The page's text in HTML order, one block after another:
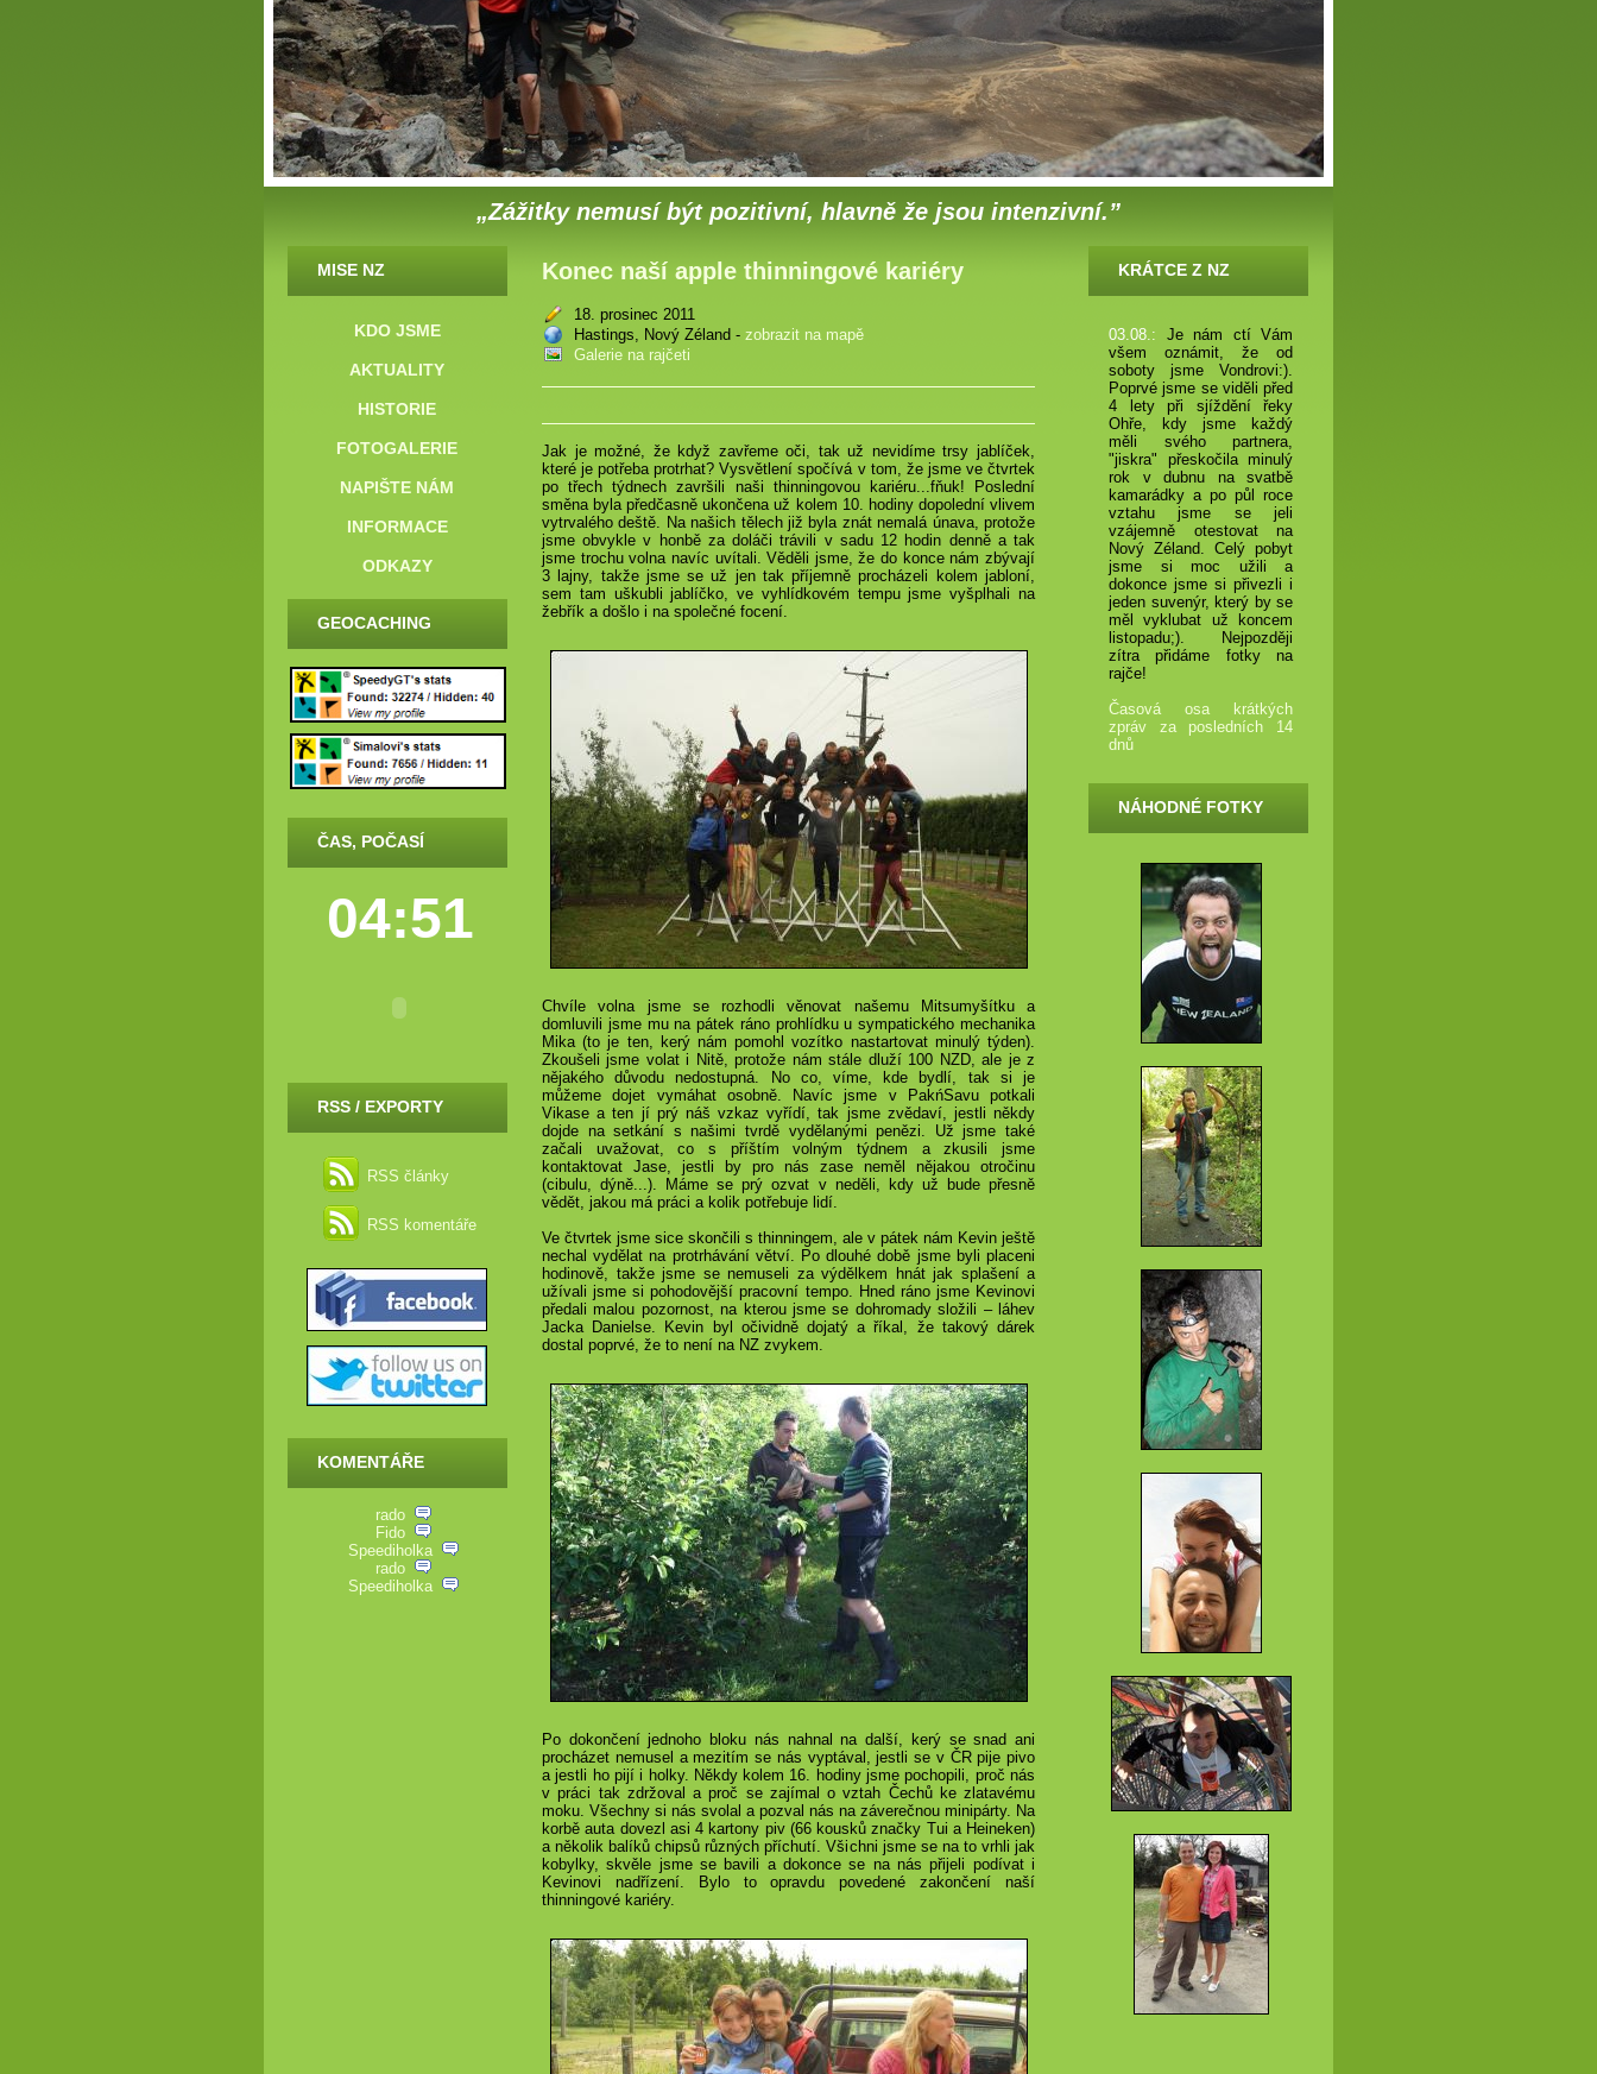
„Zážitky nemusí být pozitivní, hlavně že jsou intenzivní.”
MISE NZ
KDO JSME
AKTUALITY
HISTORIE
FOTOGALERIE
NAPIŠTE NÁM
INFORMACE
ODKAZY
GEOCACHING
ČAS, POČASÍ
04:51
RSS / EXPORTY
RSS články
RSS komentáře
KOMENTÁŘE
rado
Fido
Speediholka
rado
Speediholka
Konec naší apple thinningové kariéry
18. prosinec 2011
Hastings, Nový Zéland - zobrazit na mapě
Galerie na rajčeti
Jak je možné, že když zavřeme oči, tak už nevidíme trsy jablíček,
které je potřeba protrhat? Vysvětlení spočívá v tom, že jsme ve čtvrtek
po třech týdnech završili naši thinningovou kariéru...fňuk! Poslední
směna byla předčasně ukončena už kolem 10. hodiny dopolední vlivem
vytrvalého deště. Na našich tělech již byla znát nemalá únava, protože
jsme obvykle v honbě za doláči trávili v sadu 12 hodin denně a tak
jsme trochu volna navíc uvítali. Věděli jsme, že do konce nám zbývají
3 lajny, takže jsme se už jen tak příjemně procházeli kolem jabloní,
sem tam uškubli jablíčko, ve vyhlídkovém tempu jsme vyšplhali na
žebřík a došlo i na společné focení.
Chvíle volna jsme se rozhodli věnovat našemu Mitsumyšítku a
domluvili jsme mu na pátek ráno prohlídku u sympatického mechanika
Mika (to je ten, kerý nám pomohl vozítko nastartovat minulý týden).
Zkoušeli jsme volat i Nitě, protože nám stále dluží 100 NZD, ale je z
nějakého důvodu nedostupná. No co, víme, kde bydlí, tak si je
můžeme dojet vymáhat osobně. Navíc jsme v PakńSavu potkali
Vikase a ten jí prý náš vzkaz vyřídí, tak jsme zvědaví, jestli někdy
dojde na setkání s našimi tvrdě vydělanými penězi. Už jsme také
začali uvažovat, co s příštím volným týdnem a zkusili jsme
kontaktovat Jase, jestli by pro nás zase neměl nějakou otročinu
(cibulu, dýně...). Máme se prý ozvat v neděli, kdy už bude přesně
vědět, jakou má práci a kolik potřebuje lidí.
Ve čtvrtek jsme sice skončili s thinningem, ale v pátek nám Kevin ještě
nechal vydělat na protrhávání větví. Po dlouhé době jsme byli placeni
hodinově, takže jsme se nemuseli za výdělkem hnát jak splašení a
užívali jsme si pohodovější pracovní tempo. Hned ráno jsme Kevinovi
předali malou pozornost, na kterou jsme se dohromady složili – láhev
Jacka Danielse. Kevin byl očividně dojatý a říkal, že takový dárek
dostal poprvé, že to není na NZ zvykem.
Po dokončení jednoho bloku nás nahnal na další, kerý se snad ani
procházet nemusel a mezitím se nás vyptával, jestli se v ČR pije pivo
a jestli ho pijí i holky. Někdy kolem 16. hodiny jsme pochopili, proč nás
v práci tak zdržoval a proč se zajímal o vztah Čechů ke zlatavému
moku. Všechny si nás svolal a pozval nás na záverečnou minipárty. Na
korbě auta dovezl asi 4 kartony piv (66 kousků značky Tui a Heineken)
a několik balíků chipsů různých příchutí. Všichni jsme se na to vrhli jak
kobylky, skvěle jsme se bavili a dokonce se na nás přijeli podívat i
Kevinovi nadřízení. Bylo to opravdu povedené zakončení naší
thinningové kariéry.
KRÁTCE Z NZ
03.08.: Je nám ctí Vám
všem oznámit, že od
soboty jsme Vondrovi:).
Poprvé jsme se viděli před
4 lety při sjíždění řeky
Ohře, kdy jsme každý
měli svého partnera,
"jiskra" přeskočila minulý
rok v dubnu na svatbě
kamarádky a po půl roce
vztahu jsme se jeli
vzájemně otestovat na
Nový Zéland. Celý pobyt
jsme si moc užili a
dokonce jsme si přivezli i
jeden suvenýr, který by se
měl vyklubat už koncem
listopadu;). Nejpozději
zítra přidáme fotky na
rajče!
Časová osa krátkých
zpráv za posledních 14
dnů
NÁHODNÉ FOTKY